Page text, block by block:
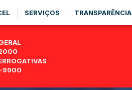
SERVIÇOS TRANSPARÊNCIA
9900